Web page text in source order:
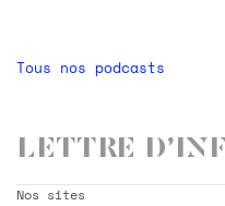
Tous nos podcasts
Lettre
Nos sites